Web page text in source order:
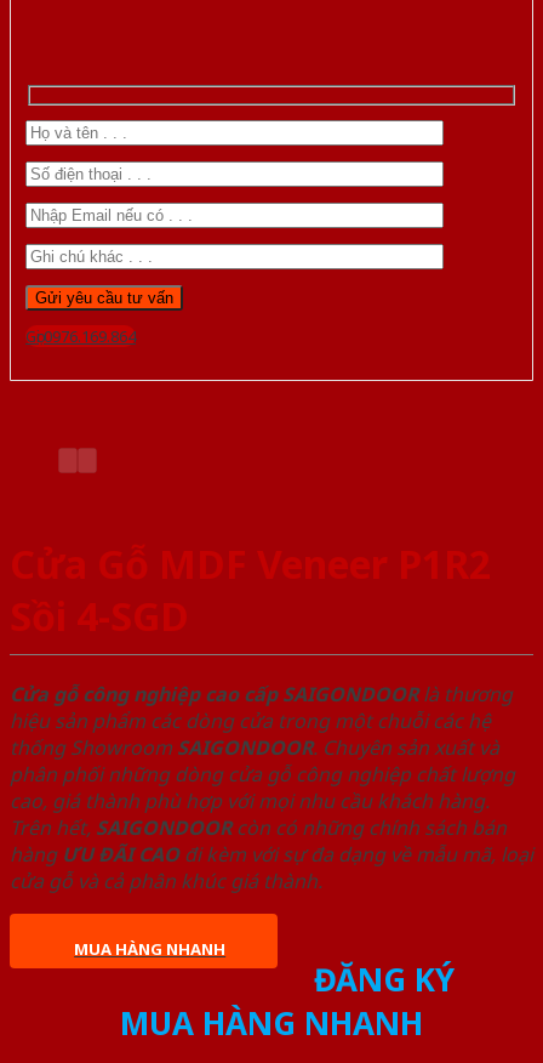
Gọi 0976.169.864
Cửa Gỗ MDF Veneer P1R2
Sồi 4-SGD
Cửa gỗ công nghiệp cao cấp SAIGONDOORlà thương
hiệu sản phẩm các dòng cửa trong một chuỗi các hệ
thống Showroom SAIGONDOOR. Chuyên sản xuất và
phân phối những dòng cửa gỗ công nghiệp chất lượng
cao, giá thành phù hợp với mọi nhu cầu khách hàng.
Trên hết, SAIGONDOORcòn có những chính sách bán
hàng ƯU ĐÃI CAOđi kèm với sự đa dạng về mẫu mã, loại
cửa gỗ và cả phân khúc giá thành.
MUA HÀNG NHANH
ĐĂNG KÝ
MUA HÀNG NHANH